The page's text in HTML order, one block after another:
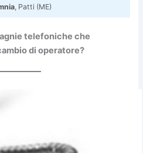
, Patti (ME)
telefoniche che
di operatore?